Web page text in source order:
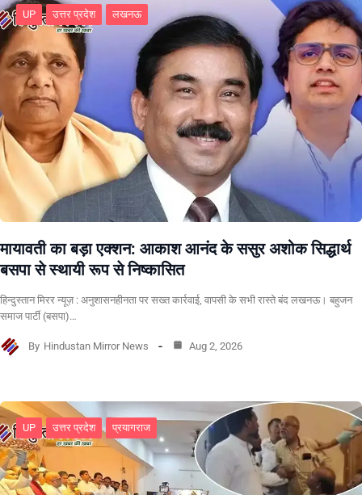
UP उत्तर प्रदेश लखनऊ
मायावती का बड़ा एक्शन: आकाश आनंद के ससुर अशोक सिद्धार्थ
बसपा से स्थायी रूप से निष्कासित
हिन्दुस्तान मिरर न्यूज़ : अनुशासनहीनता पर सख्त कार्रवाई, वापसी के सभी रास्ते बंद लखनऊ। बहुजन
समाज पार्टी (बसपा)…
By Hindustan Mirror News Aug 2, 2026
UP उत्तर प्रदेश प्रयागराज